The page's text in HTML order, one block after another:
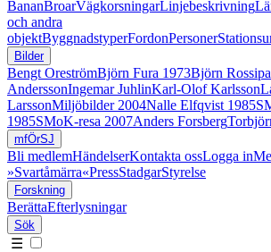
BananBroarVägkorsningarLinjebeskrivning
och andra
objektByggnadstyperFordonPersoner
Bilder
Bengt OreströmBjörn Fura 1973Björn
AnderssonIngemar JuhlinKarl-Olof Karlsson
LarssonMiljöbilder 2004Nalle Elfqvist 1985
1985SMoK-resa 2007Anders Forsberg
mfÖrSJ
Bli medlemHändelserKontakta ossLogga in
»Svartåmärra«PressStadgarStyrelse
Forskning
BerättaEfterlysningar
Sök
☰